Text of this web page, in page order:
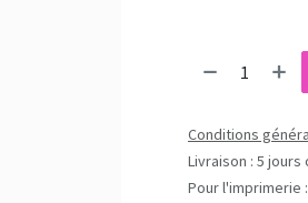
Conditions
Livraison : 5 jours
Pour l'imprimerie